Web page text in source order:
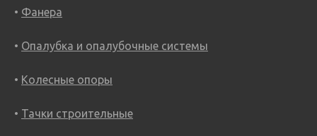
Фанера
Опалубка и опалубочные системы
Колесные опоры
Тачки строительные